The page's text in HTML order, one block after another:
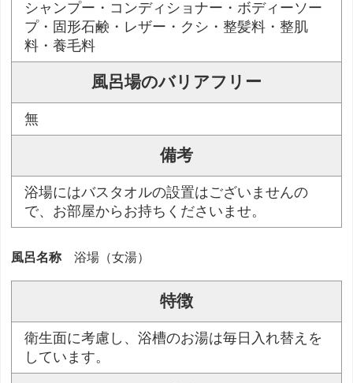
シャンプー・コンディショナー・ボディーソー
プ・固形石鹸・レザー・クシ・整髪料・整肌
料・養毛料
風呂場のバリアフリー
無
備考
浴場にはバスタオルの設置はございませんの
で、お部屋からお持ちくださいませ。
風呂名称 浴場（女湯）
特徴
衛生面に考慮し、浴槽のお湯は毎日入れ替えを
しています。